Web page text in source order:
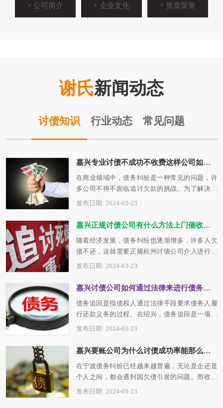
+ 公司简介 + 企业文化 + 资质荣誉
谢氏新闻动态
讨债知识 行业动态 常见问题
嘉兴专业讨债不成功不收费这样公司如何选择？
在商业领域中，债务纠纷是一种常见的问题，许
多公司不得不面临追讨欠款的挑战。为了解决这
个问题，许多公司开始寻找专业的台州讨债…
发布日期: 2024-03-23
嘉兴正规讨债公司有什么方法上门催收呢？
随着经济发展，债务纠纷也逐渐增多，许多人欠
债不还，这就需要正规杭州讨债公司介入进行催
收。正规杭州讨债公司在催收欠款时会采用…
发布日期: 2024-03-23
嘉兴讨债公司如何通过法律来进行债务追回？
债务追回是指债权人通过法律手段要求债务人履
行还款义务的过程。在绍兴，债务追回是一项复
杂且关键的法律程序，但债权人有权利依法…
发布日期: 2024-03-23
嘉兴要账公司为什么讨债成功率能那么高？
在宁波债务纠纷已经越来越普遍，无论是企还是
个人之间，都会遇到因欠债引发的问题。而收回
债务则需要专业的宁波讨债公司来负责。在…
发布日期: 2024-03-23